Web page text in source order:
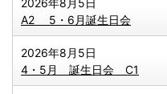
A2 5・6月誕生日会
2026年8月5日
4・5月 誕生日会 C1